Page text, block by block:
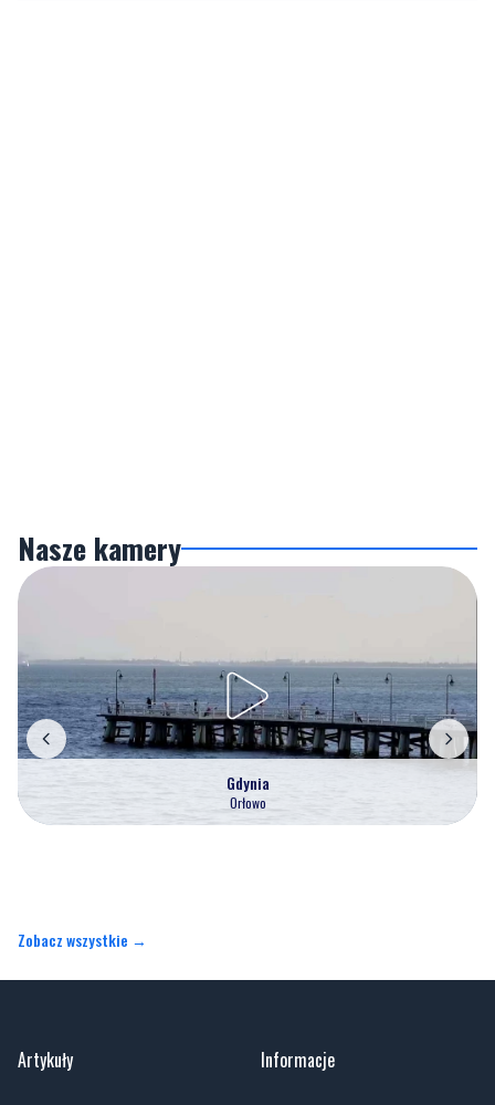
Nasze kamery
Gdynia
Orłowo
Zobacz wszystkie →
Artykuły Informacje